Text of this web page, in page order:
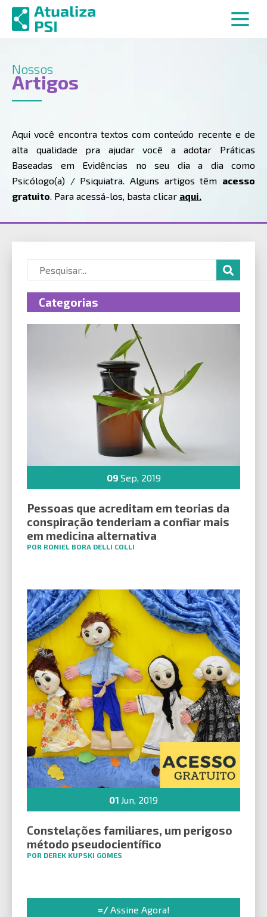
Nossos
Artigos
Aqui você encontra textos com conteúdo recente e de
alta qualidade pra ajudar você a adotar Práticas
Baseadas em Evidências no seu dia a dia como
Psicólogo(a) / Psiquiatra. Alguns artigos têm acesso
gratuito. Para acessá-los, basta clicar aqui.
09 Sep, 2019
Pessoas que acreditam em teorias da
conspiração tenderiam a confiar mais
em medicina alternativa
POR RONIEL BORA DELLI COLLI
01 Jun, 2019
Constelações familiares, um perigoso
método pseudocientífico
POR DEREK KUPSKI GOMES
=/Assine Agora!
Categorias